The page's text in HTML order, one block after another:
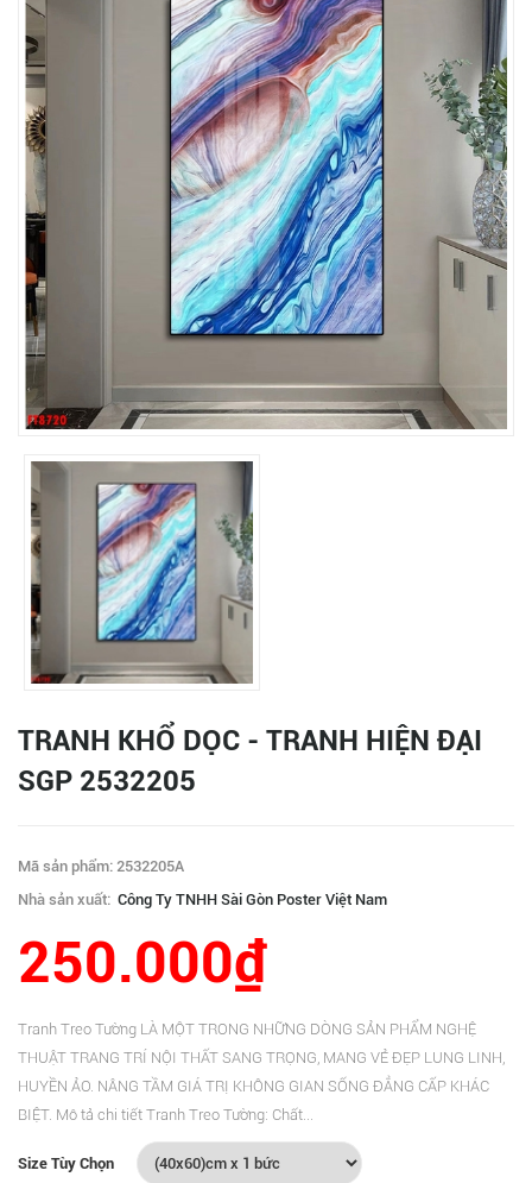
TRANH KHỔ DỌC - TRANH HIỆN ĐẠI
SGP 2532205
Mã sản phẩm: 2532205A
Nhà sản xuất: Công Ty TNHH Sài Gòn Poster Việt Nam
250.000₫
Tranh Treo Tường LÀ MỘT TRONG NHỮNG DÒNG SẢN PHẨM NGHỆ
THUẬT TRANG TRÍ NỘI THẤT SANG TRỌNG, MANG VẺ ĐẸP LUNG LINH,
HUYỀN ẢO. NÂNG TẦM GIÁ TRỊ KHÔNG GIAN SỐNG ĐẲNG CẤP KHÁC
BIỆT. Mô tả chi tiết Tranh Treo Tường: Chất...
Size Tùy Chọn